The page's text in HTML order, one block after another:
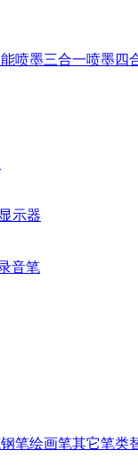
喷墨三合一喷墨四
显示器
音笔
钢笔绘画笔其它笔类